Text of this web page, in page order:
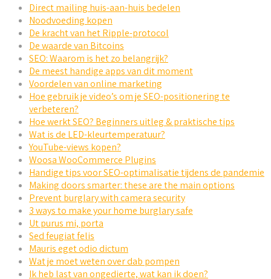
Direct mailing huis-aan-huis bedelen
Noodvoeding kopen
De kracht van het Ripple-protocol
De waarde van Bitcoins
SEO: Waarom is het zo belangrijk?
De meest handige apps van dit moment
Voordelen van online marketing
Hoe gebruik je video’s om je SEO-positionering te
verbeteren?
Hoe werkt SEO? Beginners uitleg & praktische tips
Wat is de LED-kleurtemperatuur?
YouTube-views kopen?
Woosa WooCommerce Plugins
Handige tips voor SEO-optimalisatie tijdens de pandemie
Making doors smarter: these are the main options
Prevent burglary with camera security
3 ways to make your home burglary safe
Ut purus mi, porta
Sed feugiat felis
Mauris eget odio dictum
Wat je moet weten over dab pompen
Ik heb last van ongedierte, wat kan ik doen?